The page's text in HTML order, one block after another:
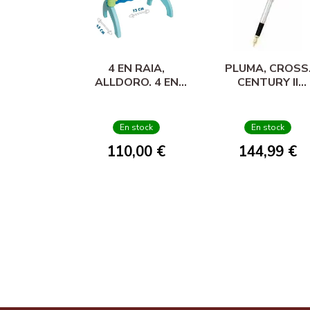
4 EN RAIA,
ALLDORO. 4 EN
En stock
110,00 €
PLUMA, CROSS.
CENTURY II
En stock
144,99 €